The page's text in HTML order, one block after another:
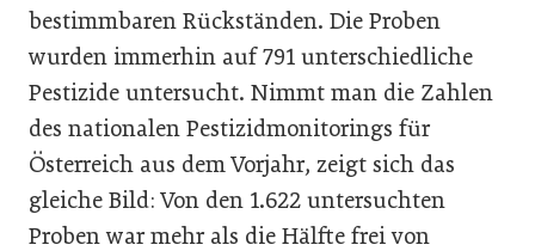
bestimmbaren Rückständen. Die Proben
wurden immerhin auf 791 unterschiedliche
Pestizide untersucht. Nimmt man die Zahlen
des nationalen Pestizidmonitorings für
Österreich aus dem Vorjahr, zeigt sich das
gleiche Bild: Von den 1.622 untersuchten
Proben war mehr als die Hälfte frei von